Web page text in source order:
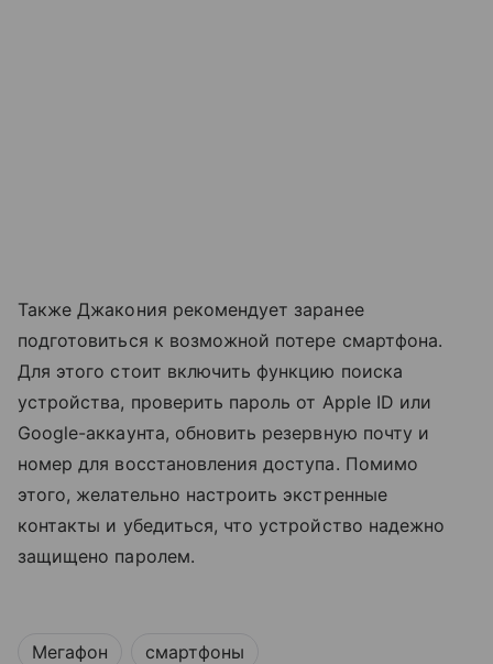
Также Джакония рекомендует заранее
подготовиться к возможной потере смартфона.
Для этого стоит включить функцию поиска
устройства, проверить пароль от Apple ID или
Google-аккаунта, обновить резервную почту и
номер для восстановления доступа. Помимо
этого, желательно настроить экстренные
контакты и убедиться, что устройство надежно
защищено паролем.
Мегафон смартфоны